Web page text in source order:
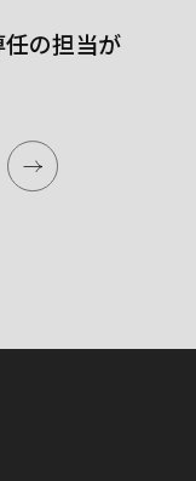
の担当が